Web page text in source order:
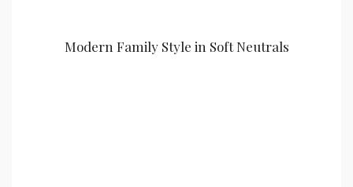
Modern Family Style in Soft Neutrals